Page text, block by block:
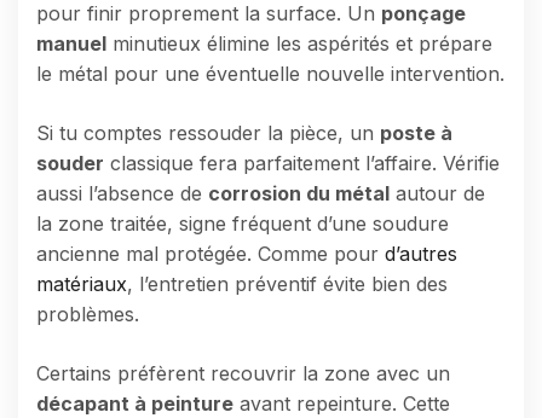
pour finir proprement la surface. Un ponçage
manuel minutieux élimine les aspérités et prépare
le métal pour une éventuelle nouvelle intervention.
Si tu comptes ressouder la pièce, un poste à
souder classique fera parfaitement l’affaire. Vérifie
aussi l’absence de corrosion du métal autour de
la zone traitée, signe fréquent d’une soudure
ancienne mal protégée. Comme pour d’autres
matériaux, l’entretien préventif évite bien des
problèmes.
Certains préfèrent recouvrir la zone avec un
décapant à peinture avant repeinture. Cette